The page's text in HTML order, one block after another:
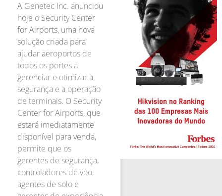
A Genetec Inc. anunciou
hoje o Security Center
for Airports, uma nova
solução criada para
ajudar aeroportos de
todos os portes a
gerenciar e otimizar a
segurança e a operação
de terminais. O Security
Center for Airports, que
estará imediatamente
disponível para venda,
permite que os
gerentes de segurança,
controladores de voo,
agentes de solo e